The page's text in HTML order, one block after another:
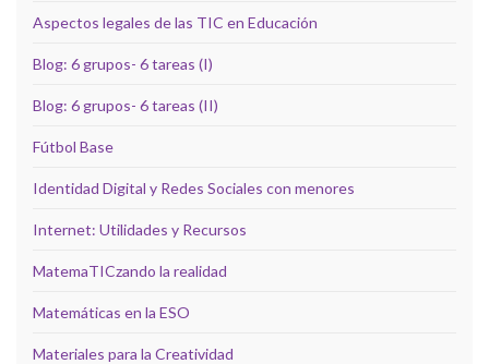
Aspectos legales de las TIC en Educación
Blog: 6 grupos- 6 tareas (I)
Blog: 6 grupos- 6 tareas (II)
Fútbol Base
Identidad Digital y Redes Sociales con menores
Internet: Utilidades y Recursos
MatemaTICzando la realidad
Matemáticas en la ESO
Materiales para la Creatividad